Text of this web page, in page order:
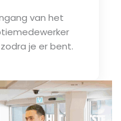
van het
je er bent.